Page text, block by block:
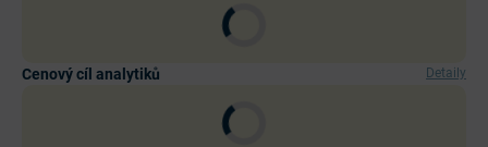
Cenový cíl analytiků Detaily